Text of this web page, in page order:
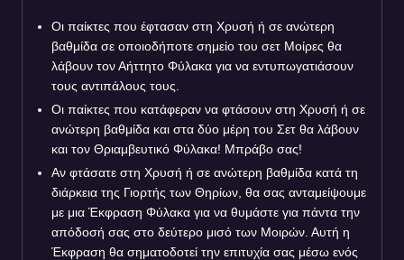
Οι παίκτες που έφτασαν στη Χρυσή ή σε ανώτερη
βαθμίδα σε οποιοδήποτε σημείο του σετ Μοίρες θα
λάβουν τον Αήττητο Φύλακα για να εντυπωγατιάσουν
τους αντιπάλους τους.
Οι παίκτες που κατάφεραν να φτάσουν στη Χρυσή ή σε
ανώτερη βαθμίδα και στα δύο μέρη του Σετ θα λάβουν
και τον Θριαμβευτικό Φύλακα! Μπράβο σας!
Αν φτάσατε στη Χρυσή ή σε ανώτερη βαθμίδα κατά τη
διάρκεια της Γιορτής των Θηρίων, θα σας ανταμείψουμε
με μια Έκφραση Φύλακα για να θυμάστε για πάντα την
απόδοσή σας στο δεύτερο μισό των Μοιρών. Αυτή η
Έκφραση θα σηματοδοτεί την επιτυχία σας μέσω ενός